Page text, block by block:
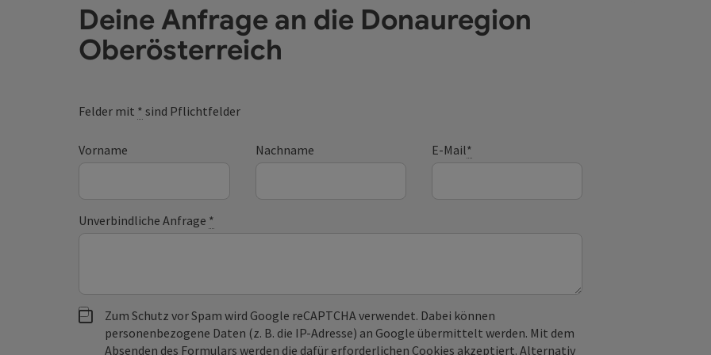
Deine Anfrage an die Donauregion
Oberösterreich
Felder mit * sind Pflichtfelder
Vorname Nachname E-Mail*
Unverbindliche Anfrage *
Zum Schutz vor Spam wird Google reCAPTCHA verwendet. Dabei können
personenbezogene Daten (z. B. die IP-Adresse) an Google übermittelt werden. Mit dem
Absenden des Formulars werden die dafür erforderlichen Cookies akzeptiert. Alternativ